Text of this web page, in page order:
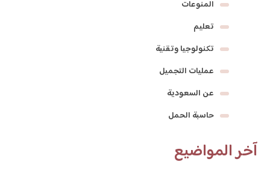
المنوعات
تعليم
تكنولوجيا وتقنية
عمليات التجميل
عن السعودية
حاسبة الحمل
آخر المواضيع